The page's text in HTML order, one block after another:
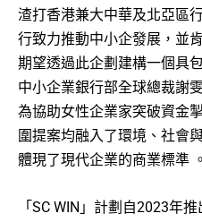
渣打香港兼大中華及北亞區
行致力推動中小企發展，並
期望透過此企劃建構一個具
中小企業銀行部全球總裁謝
為協助女性企業家突破資金
圍提案均融入了環境、社會
體現了現代企業的商業標準 。
「SC WIN」計劃自2023年